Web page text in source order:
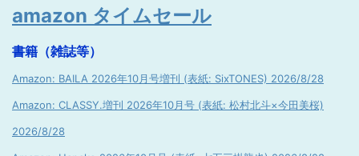
amazon タイムセール
書籍（雑誌等）
Amazon: BAILA 2026年10月号増刊 (表紙: SixTONES) 2026/8/28
Amazon: CLASSY.増刊 2026年10月号 (表紙: 松村北斗×今田美桜)
2026/8/28